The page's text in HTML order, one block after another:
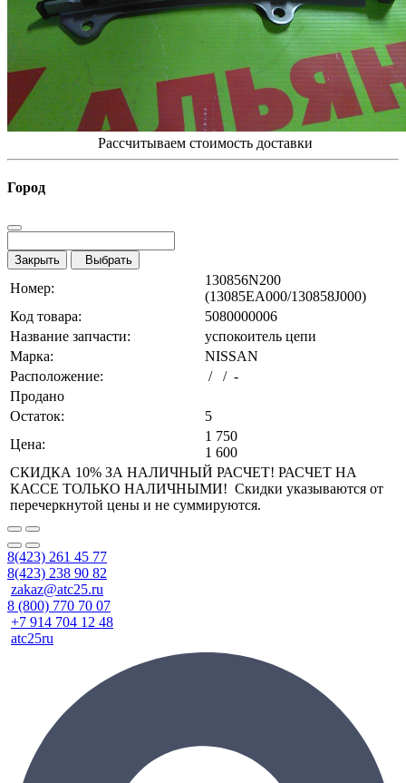
Рассчитываем стоимость доставки
Город
Закрыть Выбрать
Номер:
130856N200
(13085EA000/130858J000)
Код товара:
5080000006
Название запчасти:
успокоитель цепи
Марка:
NISSAN
Расположение:
/ / -
Продано
Остаток:
5
Цена:
1 750
1 600
СКИДКА 10% ЗА НАЛИЧНЫЙ РАСЧЕТ! РАСЧЕТ НА
КАССЕ ТОЛЬКО НАЛИЧНЫМИ! Скидки указываются от
перечеркнутой цены и не суммируются.
8(423) 261 45 77
8(423) 238 90 82
zakaz@atc25.ru
8 (800) 770 70 07
+7 914 704 12 48
atc25ru